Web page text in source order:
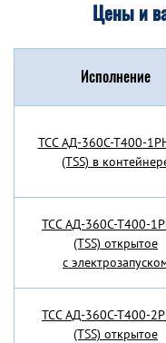
Цены и
Исполнение
TCC АД-360С-Т400-
(TSS) в
TCC АД-360С-Т400-
(TSS) открытое
с
TCC АД-360С-Т400-
(TSS) открытое